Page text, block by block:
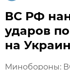
ВС РФ
ударов
на
Минобороны: